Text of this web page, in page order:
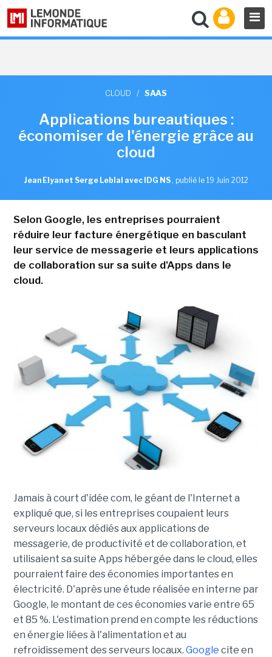
CLOUD / SAAS
Applications bureautiques :
économiser de l'énergie grâce au
cloud
Jean Elyan et Serge Leblal avec IDG NS , publié le 19 Juin 2012
Selon Google, les entreprises pourraient
réduire leur facture énergétique en basculant
leur service de messagerie et leurs applications
de collaboration sur sa suite d'Apps dans le
cloud.
Jamais à court d'idée com, le géant de l'Internet a
expliqué que, si les entreprises coupaient leurs
serveurs locaux dédiés aux applications de
messagerie, de productivité et de collaboration, et
utilisaient sa suite Apps hébergée dans le cloud, elles
pourraient faire des économies importantes en
électricité. D'après une étude réalisée en interne par
Google, le montant de ces économies varie entre 65
et 85 %. L'estimation prend en compte les réductions
en énergie liées à l'alimentation et au
refroidissement des serveurs locaux. Google cite en